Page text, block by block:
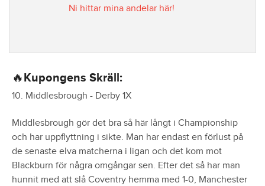
Ni hittar mina andelar här!
🔥Kupongens Skräll:
10. Middlesbrough - Derby 1X
Middlesbrough gör det bra så här långt i Championship
och har uppflyttning i sikte. Man har endast en förlust på
de senaste elva matcherna i ligan och det kom mot
Blackburn för några omgångar sen. Efter det så har man
hunnit med att slå Coventry hemma med 1-0, Manchester